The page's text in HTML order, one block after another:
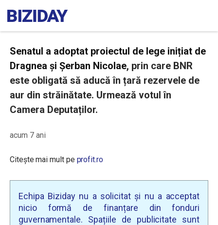
Senatul a adoptat proiectul de lege inițiat de
Dragnea și Șerban Nicolae, prin care BNR
este obligată să aducă în țară rezervele de
aur din străinătate. Urmează votul în
Camera Deputaților.
acum 7 ani
Citește mai mult pe profit.ro
Echipa Biziday nu a solicitat și nu a acceptat
nicio formă de finanțare din fonduri
guvernamentale. Spațiile de publicitate sunt